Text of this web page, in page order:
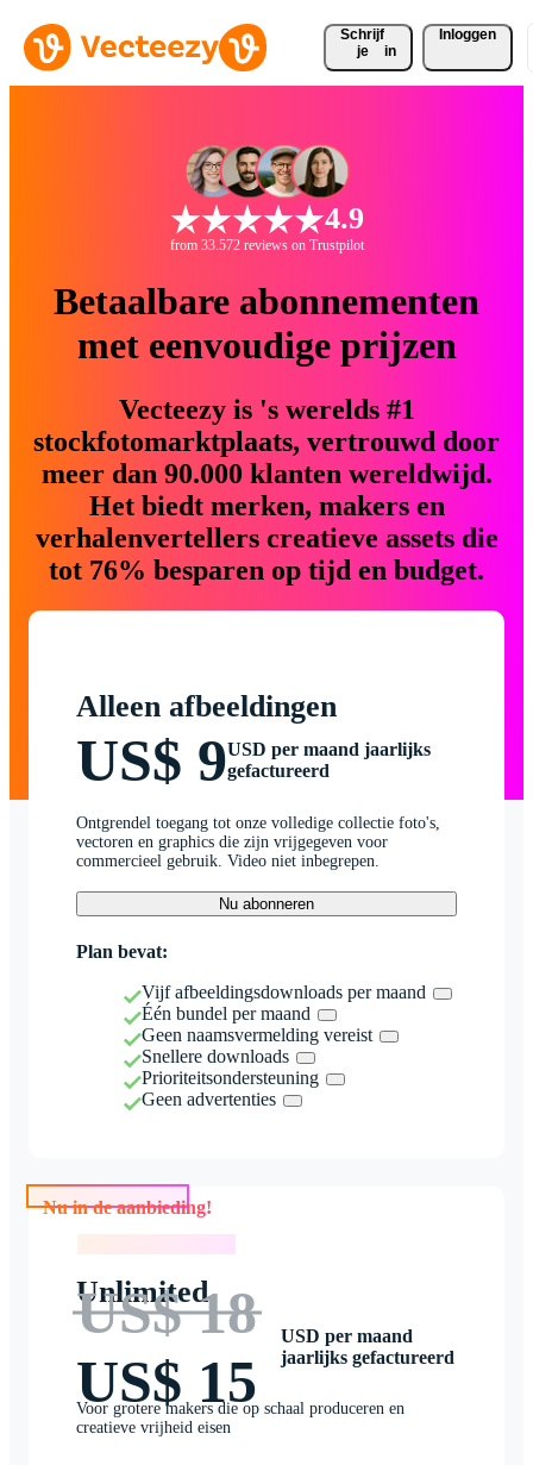
Schrijf
je
in
Inloggen
4.9
from 33.572 reviews on Trustpilot
Betaalbare abonnementen
met eenvoudige prijzen
Vecteezy is 's werelds #1
stockfotomarktplaats, vertrouwd door
meer dan 90.000 klanten wereldwijd.
Het biedt merken, makers en
verhalenvertellers creatieve assets die
tot 76% besparen op tijd en budget.
Alleen afbeeldingen
US$ 9USD per maand jaarlijks
gefactureerd
Ontgrendel toegang tot onze volledige collectie foto's,
vectoren en graphics die zijn vrijgegeven voor
commercieel gebruik. Video niet inbegrepen.
Nu abonneren
Plan bevat:
Vijf afbeeldingsdownloads per maand
Één bundel per maand
Geen naamsvermelding vereist
Snellere downloads
Prioriteitsondersteuning
Geen advertenties
Nu in de aanbieding!
Unlimited
US$ 18
US$ 15
USD per maand
jaarlijks gefactureerd
Voor grotere makers die op schaal produceren en
creatieve vrijheid eisen